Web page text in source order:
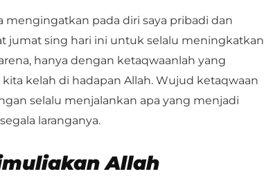
pada diri saya pribadi dan
jumat sing hari ini untuk selalu meningkatkan
hanya dengan ketaqwaanlah yang
kelah di hadapan Allah. Wujud ketaqwaan
selalu menjalankan apa yang menjadi
laranganya.
Allah